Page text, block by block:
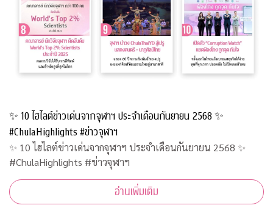
✨ 10 ไฮไลต์ข่าวเด่นจากจุฬาฯ ประจำเดือนกันยายน 2568 ✨
#ChulaHighlights #ข่าวจุฬาฯ
✨ 10 ไฮไลต์ข่าวเด่นจากจุฬาฯ ประจำเดือนกันยายน 2568 ✨
#ChulaHighlights #ข่าวจุฬาฯ
อ่านเพิ่มเติม